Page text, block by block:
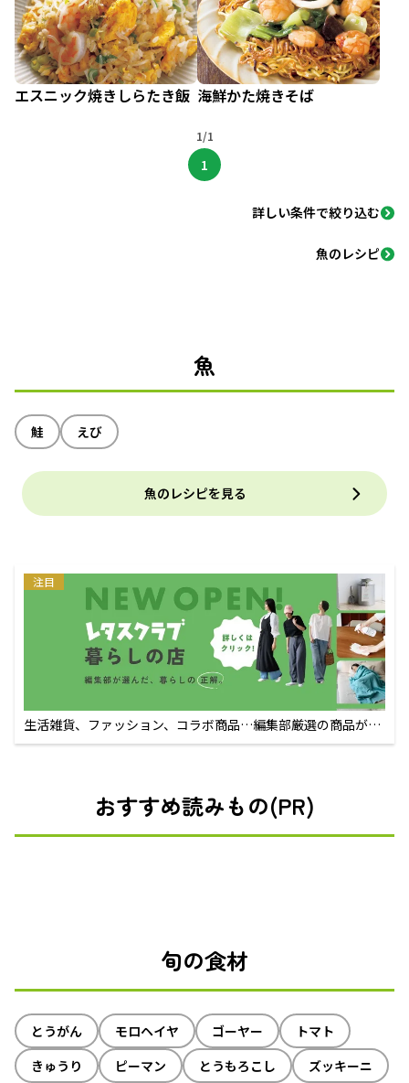
エスニック焼きしらたき飯 海鮮かた焼きそば
1/1
1
詳しい条件で絞り込む
魚のレシピ
魚
鮭 えび
魚のレシピを見る
注目
生活雑貨、ファッション、コラボ商品…編集部厳選の商品が買
えるECサイト
おすすめ読みもの(PR)
旬の食材
とうがん モロヘイヤ ゴーヤー
トマト
きゅうり
ピーマン とうもろこし ズッキーニ